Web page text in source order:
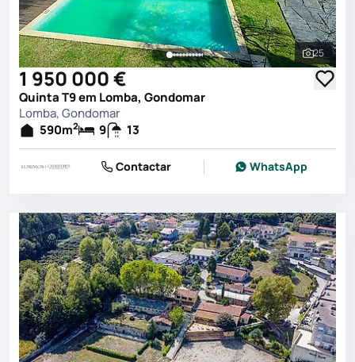
Ver
25
1 950 000 €
Quinta T9 em Lomba, Gondomar
Lomba, Gondomar
590m2 9 13
Contactar WhatsApp